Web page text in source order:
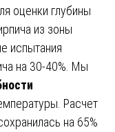
оценки глубины
из зоны
испытания
на 30-40%. Мы
Расчет
на 65%